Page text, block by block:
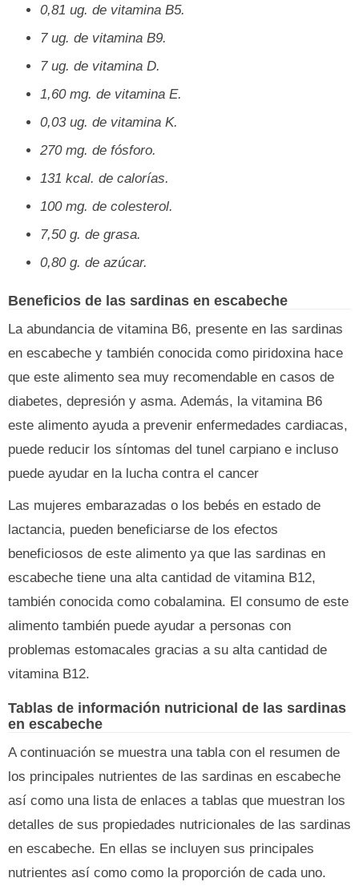
0,81 ug. de vitamina B5.
7 ug. de vitamina B9.
7 ug. de vitamina D.
1,60 mg. de vitamina E.
0,03 ug. de vitamina K.
270 mg. de fósforo.
131 kcal. de calorías.
100 mg. de colesterol.
7,50 g. de grasa.
0,80 g. de azúcar.
Beneficios de las sardinas en escabeche
La abundancia de vitamina B6, presente en las sardinas
en escabeche y también conocida como piridoxina hace
que este alimento sea muy recomendable en casos de
diabetes, depresión y asma. Además, la vitamina B6
este alimento ayuda a prevenir enfermedades cardiacas,
puede reducir los síntomas del tunel carpiano e incluso
puede ayudar en la lucha contra el cancer
Las mujeres embarazadas o los bebés en estado de
lactancia, pueden beneficiarse de los efectos
beneficiosos de este alimento ya que las sardinas en
escabeche tiene una alta cantidad de vitamina B12,
también conocida como cobalamina. El consumo de este
alimento también puede ayudar a personas con
problemas estomacales gracias a su alta cantidad de
vitamina B12.
Tablas de información nutricional de las sardinas
en escabeche
A continuación se muestra una tabla con el resumen de
los principales nutrientes de las sardinas en escabeche
así como una lista de enlaces a tablas que muestran los
detalles de sus propiedades nutricionales de las sardinas
en escabeche. En ellas se incluyen sus principales
nutrientes así como como la proporción de cada uno.